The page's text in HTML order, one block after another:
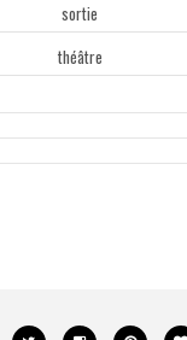
sortie
théâtre